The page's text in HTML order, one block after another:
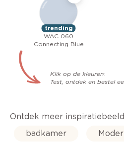
trending
WAC 060
Connecting Blue
Klik op de kleuren:
Test, ontdek en bestel
Ontdek meer
badkamer